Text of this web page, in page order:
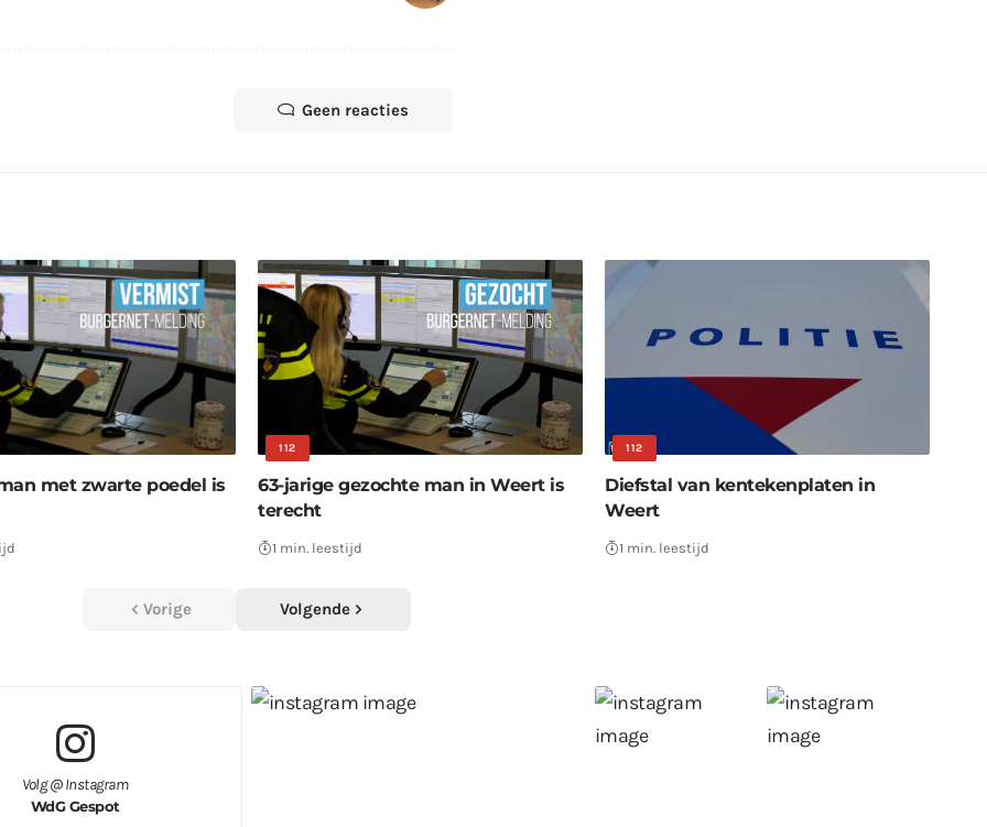
Geen reacties
met zwarte poedel is
112
63-jarige gezochte man in Weert is
terecht
1 min. leestijd
112
Diefstal van kentekenplaten in
Weert
1 min. leestijd
Vorige Volgende
Volg @ Instagram
WdG Gespot